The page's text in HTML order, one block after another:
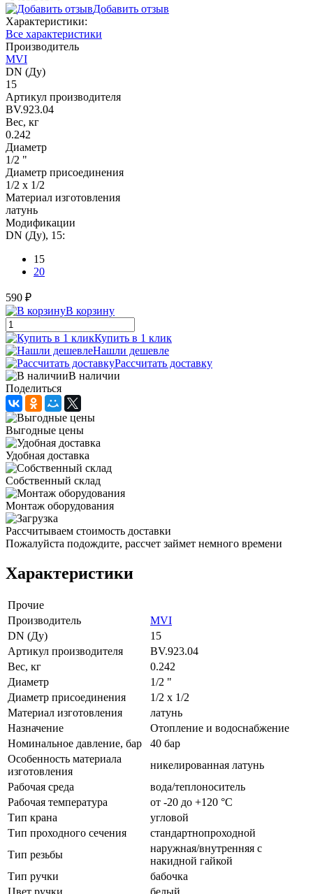
Добавить отзыв
Характеристики:
Все характеристики
Производитель
MVI
DN (Ду)
15
Артикул производителя
BV.923.04
Вес, кг
0.242
Диаметр
1/2 "
Диаметр присоединения
1/2 x 1/2
Материал изготовления
латунь
Модификации
DN (Ду), 15:
15
20
590 ₽
В корзину
Купить в 1 клик
Нашли дешевле
Рассчитать доставку
В наличии
Поделиться
Выгодные цены
Удобная доставка
Собственный склад
Монтаж оборудования
Рассчитываем стоимость доставки
Пожалуйста подождите, рассчет займет немного времени
Характеристики
Прочие
Производитель
MVI
DN (Ду)
15
Артикул производителя
BV.923.04
Вес, кг
0.242
Диаметр
1/2 "
Диаметр присоединения
1/2 x 1/2
Материал изготовления
латунь
Назначение
Отопление и водоснабжение
Номинальное давление, бар
40 бар
Особенность материала
изготовления
никелированная латунь
Рабочая среда
вода/теплоноситель
Рабочая температура
от -20 до +120 °C
Тип крана
угловой
Тип проходного сечения
стандартнопроходной
Тип резьбы
наружная/внутренняя с
накидной гайкой
Тип ручки
бабочка
Цвет ручки
белый